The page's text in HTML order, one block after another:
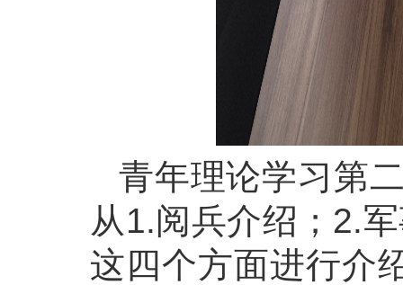
青年理论学习第
从1.阅兵介绍；2.
这四个方面进行介